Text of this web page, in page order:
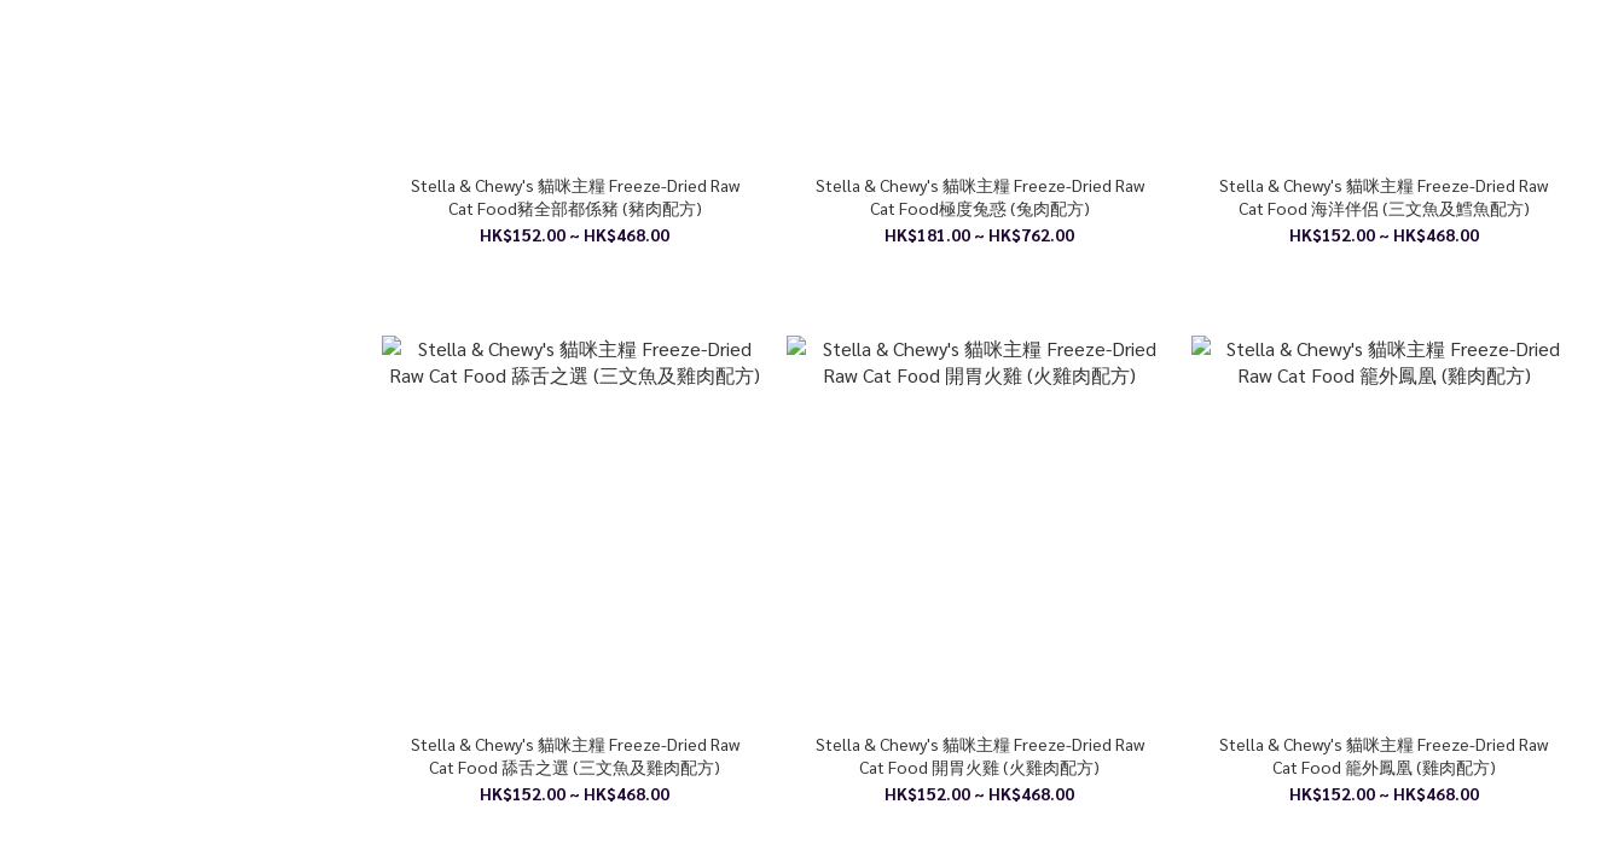
Stella & Chewy's 貓咪主糧 Freeze-Dried Raw
Cat Food豬全部都係豬 (豬肉配方)
HK$152.00 ~ HK$468.00
Stella & Chewy's 貓咪主糧 Freeze-Dried Raw
Cat Food極度兔惑 (兔肉配方)
HK$181.00 ~ HK$762.00
Stella & Chewy's 貓咪主糧 Freeze-Dried Raw
Cat Food 海洋伴侶 (三文魚及鱈魚配方)
HK$152.00 ~ HK$468.00
Stella & Chewy's 貓咪主糧 Freeze-Dried Raw
Cat Food 舔舌之選 (三文魚及雞肉配方)
HK$152.00 ~ HK$468.00
Stella & Chewy's 貓咪主糧 Freeze-Dried Raw
Cat Food 開胃火雞 (火雞肉配方)
HK$152.00 ~ HK$468.00
Stella & Chewy's 貓咪主糧 Freeze-Dried Raw
Cat Food 籠外鳳凰 (雞肉配方)
HK$152.00 ~ HK$468.00